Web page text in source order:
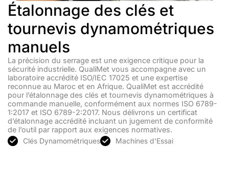
Étalonnage des clés et
tournevis dynamométriques
manuels
La précision du serrage est une exigence critique pour la
sécurité industrielle. QualiMet vous accompagne avec un
laboratoire accrédité ISO/IEC 17025 et une expertise
reconnue au Maroc et en Afrique. QualiMet est accrédité
pour l’étalonnage des clés et tournevis dynamométriques à
commande manuelle, conformément aux normes ISO 6789-
1:2017 et ISO 6789-2:2017. Nous délivrons un certificat
d’étalonnage accrédité incluant un jugement de conformité
de l’outil par rapport aux exigences normatives.
Clés Dynamométriques Machines d'Essai